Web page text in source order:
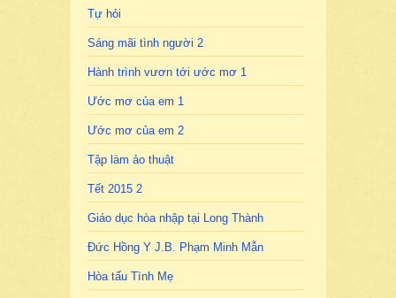
Tự hỏi
Sáng mãi tình người 2
Hành trình vươn tới ước mơ 1
Ước mơ của em 1
Ước mơ của em 2
Tập làm ảo thuật
Tết 2015 2
Giáo dục hòa nhập tại Long Thành
Đức Hồng Y J.B. Phạm Minh Mẫn
Hòa tấu Tình Mẹ